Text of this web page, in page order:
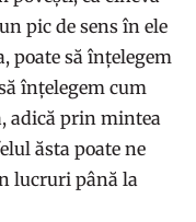
pic de sens în ele
poate să înțelegem
înțelegem cum
adică prin mintea
ăsta poate ne
lucruri până la